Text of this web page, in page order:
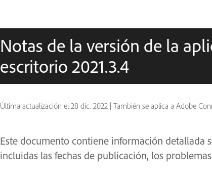
Notas de la versión de la
escritorio 2021.3.4
Última actualización el 28 dic. 2022 | También se aplica a Adobe
Este documento contiene información detallada
incluidas las fechas de publicación, los